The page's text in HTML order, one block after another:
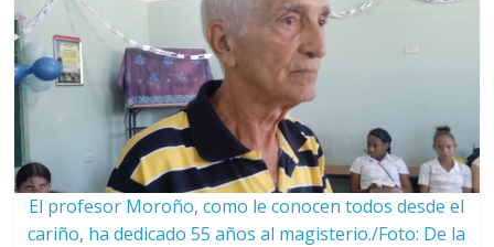
El profesor Moroño, como le conocen todos desde el
cariño, ha dedicado 55 años al magisterio./Foto: De la